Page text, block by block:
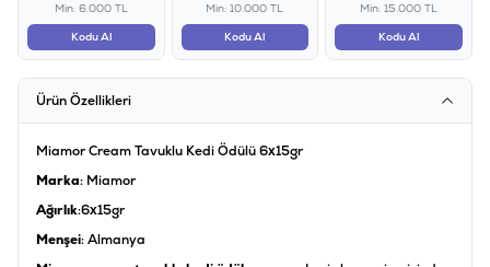
Min: 6.000 TL
Kodu Al
Min: 10.000 TL
Kodu Al
Min: 15.000 TL
Kodu Al
Ürün Özellikleri
Miamor Cream Tavuklu Kedi Ödülü 6x15gr
Marka: Miamor
Ağırlık:6x15gr
Menşei: Almanya